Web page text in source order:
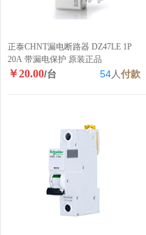
正泰CHNT漏电断路器 DZ47LE 1P
20A 带漏电保护 原装正品
￥20.00/台 54人付款